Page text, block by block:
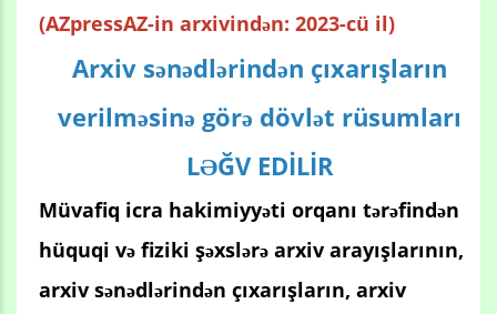
(AZpressAZ-in arxivindən: 2023-cü il)
Arxiv sənədlərindən çıxarışların
verilməsinə görə dövlət rüsumları
LƏĞV EDİLİR
Müvafiq icra hakimiyyəti orqanı tərəfindən
hüquqi və fiziki şəxslərə arxiv arayışlarının,
arxiv sənədlərindən çıxarışların, arxiv